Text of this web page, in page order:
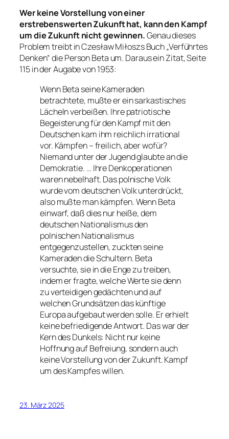
Wer keine Vorstellung von einer
erstrebenswerten Zukunft hat, kann den Kampf
um die Zukunft nicht gewinnen.Genau dieses
Problem treibt in Czesław Miłoszs Buch „Verführtes
Denken“ die Person Beta um. Daraus ein Zitat, Seite
115 in der Augabe von 1953:
Wenn Beta seine Kameraden
betrachtete, mußte er ein sarkastisches
Lächeln verbeißen. Ihre patriotische
Begeisterung für den Kampf mit den
Deutschen kam ihm reichlich irrational
vor. Kämpfen – freilich, aber wofür?
Niemand unter der Jugend glaubte an die
Demokratie. … Ihre Denkoperationen
waren nebelhaft. Das polnische Volk
wurde vom deutschen Volk unterdrückt,
also mußte man kämpfen. Wenn Beta
einwarf, daß dies nur heiße, dem
deutschen Nationalismus den
polnischen Nationalismus
entgegenzustellen, zuckten seine
Kameraden die Schultern. Beta
versuchte, sie in die Enge zu treiben,
indem er fragte, welche Werte sie denn
zu verteidigen gedächten und auf
welchen Grundsätzen das künftige
Europa aufgebaut werden solle. Er erhielt
keine befriedigende Antwort. Das war der
Kern des Dunkels: Nicht nur keine
Hoffnung auf Befreiung, sondern auch
keine Vorstellung von der Zukunft. Kampf
um des Kampfes willen.
23. März 2025